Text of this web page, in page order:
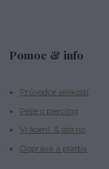
Pomoc & info
Průvodce velikostí
Péče o piercing
Vrácení & storno
Doprava a platba